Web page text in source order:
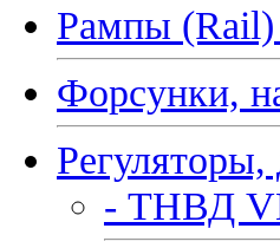
Рампы
Форсунки,
- ТНВД